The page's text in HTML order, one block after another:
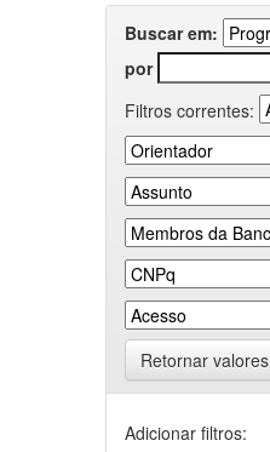
Buscar em:
por
Filtros correntes:
Retornar valores
Adicionar filtros: